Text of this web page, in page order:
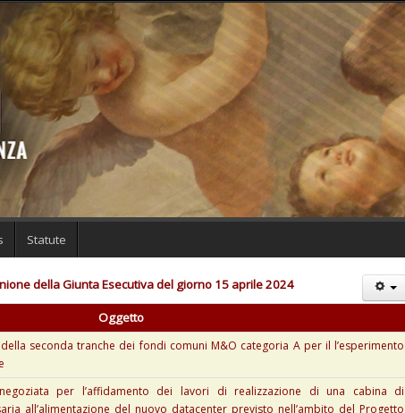
Statute
della Giunta Esecutiva del giorno 15 aprile 2024
Oggetto
seconda tranche dei fondi comuni M&O categoria A per il l’esperimento
per l’affidamento dei lavori di realizzazione di una cabina di
all’alimentazione del nuovo datacenter previsto nell’ambito del Progetto